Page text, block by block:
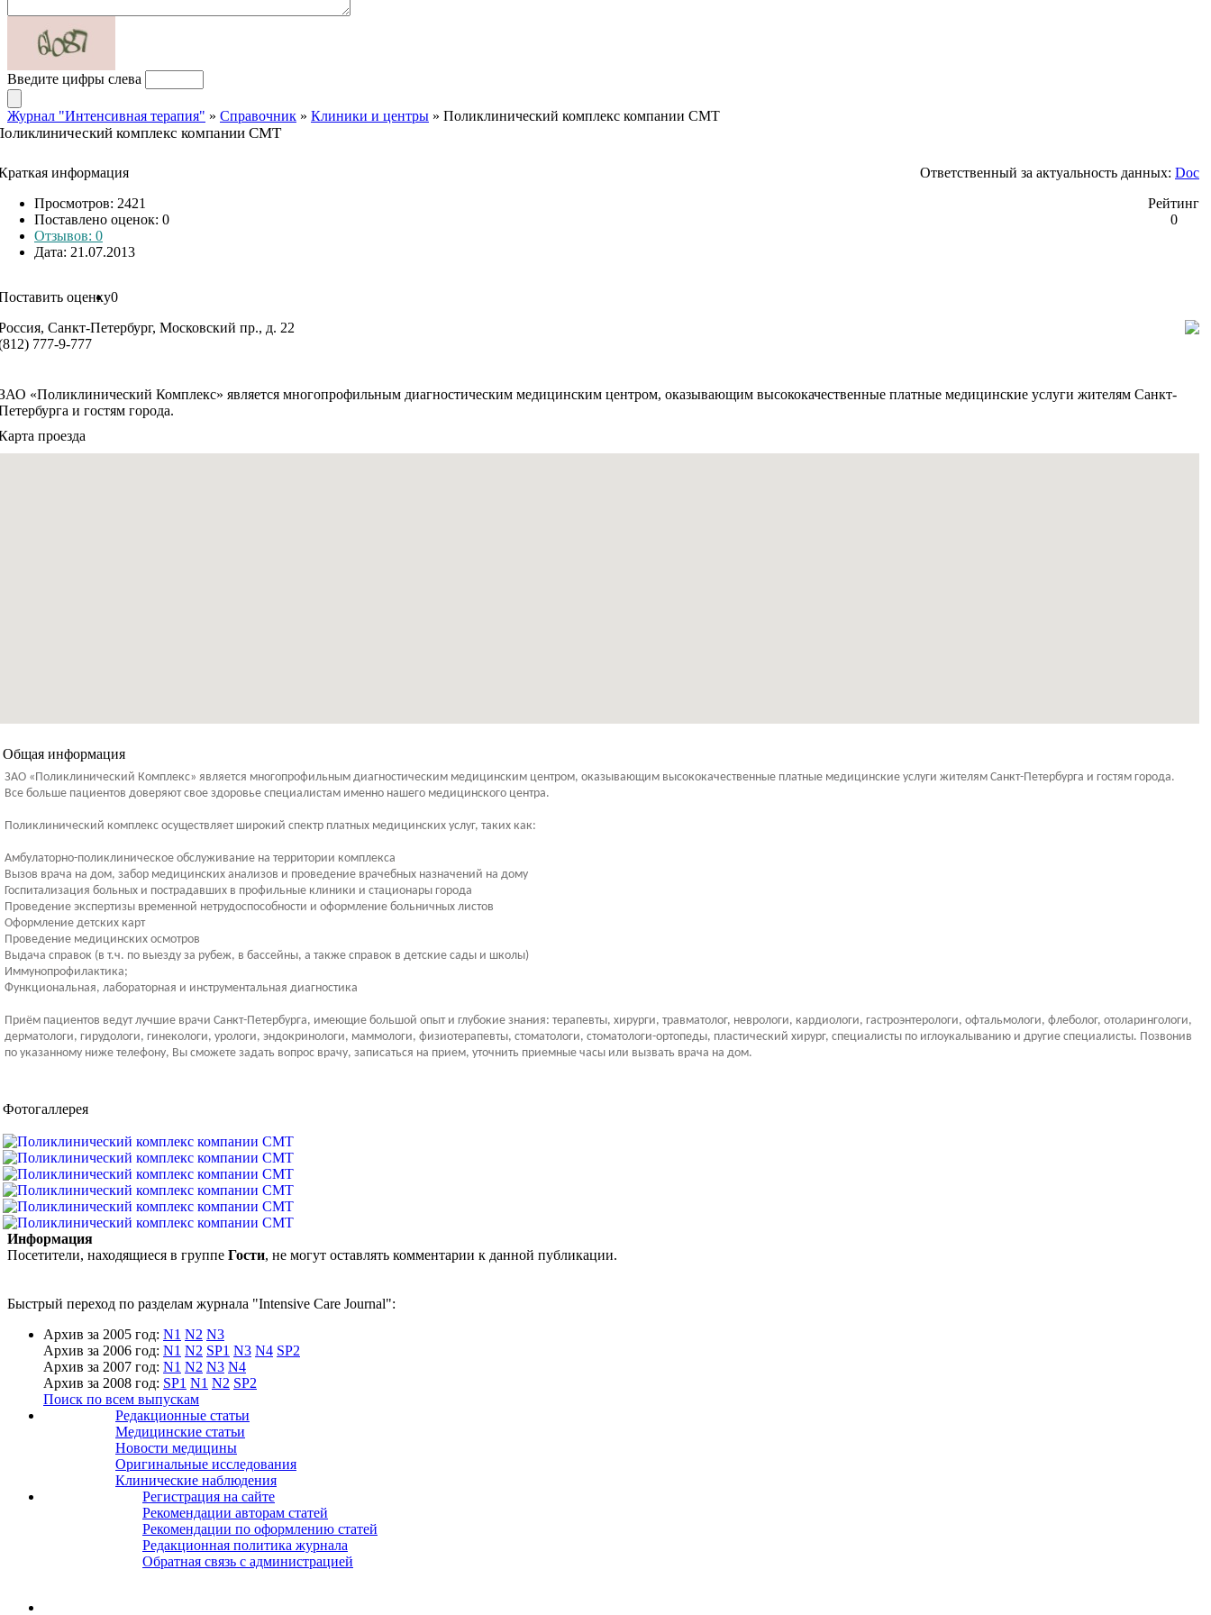
Введите цифры слева
Журнал "Интенсивная терапия" » Справочник » Клиники и центры » Поликлинический комплекс компании СМТ
комплекс компании СМТ
информация Ответственный за актуальность данных: Doc
Рейтинг
0
Просмотров: 2421
Поставлено оценок: 0
Отзывов: 0
Дата: 21.07.2013
оценку0
Санкт-Петербург, Московский пр., д. 22
777-9-777
«Поликлинический Комплекс» является многопрофильным диагностическим медицинским центром, оказывающим высококачественные платные медицинские услуги жителям Санкт-
и гостям города.
проезда
Общая информация
ЗАО «Поликлинический Комплекс» является многопрофильным диагностическим медицинским центром, оказывающим высококачественные платные медицинские услуги жителям Санкт-Петербурга и гостям города.
Все больше пациентов доверяют свое здоровье специалистам именно нашего медицинского центра.
Поликлинический комплекс осуществляет широкий спектр платных медицинских услуг, таких как:
Амбулаторно-поликлиническое обслуживание на территории комплекса
Вызов врача на дом, забор медицинских анализов и проведение врачебных назначений на дому
Госпитализация больных и пострадавших в профильные клиники и стационары города
Проведение экспертизы временной нетрудоспособности и оформление больничных листов
Оформление детских карт
Проведение медицинских осмотров
Выдача справок (в т.ч. по выезду за рубеж, в бассейны, а также справок в детские сады и школы)
Иммунопрофилактика;
Функциональная, лабораторная и инструментальная диагностика
Приём пациентов ведут лучшие врачи Санкт-Петербурга, имеющие большой опыт и глубокие знания: терапевты, хирурги, травматолог, неврологи, кардиологи, гастроэнтерологи, офтальмологи, флеболог, отоларингологи,
дерматологи, гирудологи, гинекологи, урологи, эндокринологи, маммологи, физиотерапевты, стоматологи, стоматологи-ортопеды, пластический хирург, специалисты по иглоукалыванию и другие специалисты. Позвонив
по указанному ниже телефону, Вы сможете задать вопрос врачу, записаться на прием, уточнить приемные часы или вызвать врача на дом.
Фотогаллерея
Информация
Посетители, находящиеся в группе Гости, не могут оставлять комментарии к данной публикации.
Быстрый переход по разделам журнала "Intensive Care Journal":
Архив за 2005 год: N1 N2 N3
Архив за 2006 год: N1 N2 SP1 N3 N4 SP2
Архив за 2007 год: N1 N2 N3 N4
Архив за 2008 год: SP1 N1 N2 SP2
Поиск по всем выпускам
Редакционные статьи
Медицинские статьи
Новости медицины
Оригинальные исследования
Клинические наблюдения
Регистрация на сайте
Рекомендации авторам статей
Рекомендации по оформлению статей
Редакционная политика журнала
Обратная связь с администрацией